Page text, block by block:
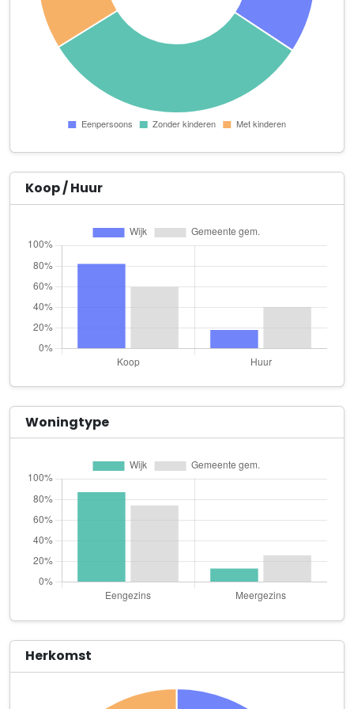
AJ's Corvette Clinic
Verlaatweg 37
Arbo Excellent
Diemenstraat 5
Bolderweg 2 A 1e verdieping
A.S.I. (Alberts Specials International)
Werfweg 31 A
Baroud Enterprises
Zeilweg 32 U 2
Beautysalon Devorah Salazar
Benyi Dartspromotions
Spakenburglaan 33
Concern voor Werk N.V.
detattooshop.nl
Kolkweg 20 P 15
Devi Hairfashion
Kolkweg 20 P 20
DiBis Benelux B.V.
Dutch Event Carpets B.V.
Noordersluisweg 19
EnerQi In BalanS
Koop / Huur
Woningtype
Herkomst